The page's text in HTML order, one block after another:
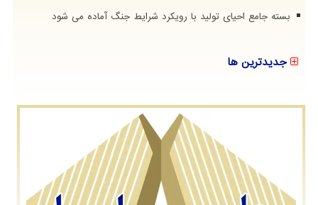
بسته جامع احیای تولید با رویکرد شرایط جنگ آماده می شود
جدیدترین ها